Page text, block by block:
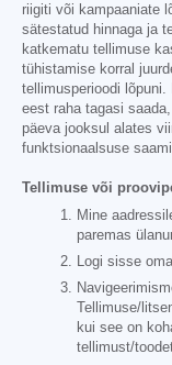
riigiti või kampaaniate
sätestatud hinnaga ja
katkematu tellimuse
tühistamise korral
tellimusperioodi
eest raha tagasi
päeva jooksul alates
funktsionaalsuse
Tellimuse või
Mine
paremas
Logi sisse
Tellimuse/
kui see on
tellimust/